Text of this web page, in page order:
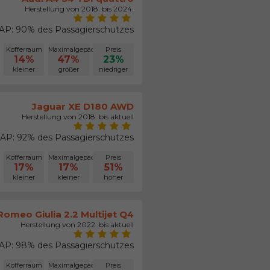
Herstellung von 2018. bis 2024.
90% des Passagierschutzes
Kofferraum
14%
kleiner
Maximalgepäck
47%
größer
Preis
23%
niedriger
Jaguar XE D180 AWD
Herstellung von 2018. bis aktuell
92% des Passagierschutzes
Kofferraum
17%
kleiner
Maximalgepäck
17%
kleiner
Preis
51%
höher
Giulia 2.2 Multijet Q4
Herstellung von 2022. bis aktuell
98% des Passagierschutzes
Kofferraum Maximalgepäck Preis